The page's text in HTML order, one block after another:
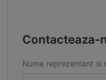
Contacteaza-
Nume reprezentant si